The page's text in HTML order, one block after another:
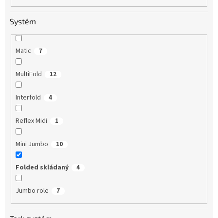
Systém
Matic 7
MultiFold 12
Interfold 4
Reflex Midi 1
Mini Jumbo 10
Folded skládaný 4
Jumbo role 7